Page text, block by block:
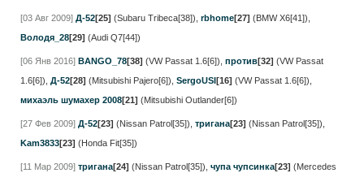
[03 Авг 2009] Д-52[25] (Subaru Tribeca[38]) rbhome[27] (BMW X6[41])
Володя_28[29] (Audi Q7[44])
[06 Янв 2016] BANGO_78[38] (VW Passat 1.6[6]) против[32] (VW Passat
1.6[6]) Д-52[28] (Mitsubishi Pajero[6]) SergoUSI[16] (VW Passat 1.6[6])
михаэль шумахер 2008[21] (Mitsubishi Outlander[6])
[27 Фев 2009] Д-52[23] (Nissan Patrol[35]) тригана[23] (Nissan Patrol[35])
Kam3833[23] (Honda Fit[35])
[11 Мар 2009] тригана[24] (Nissan Patrol[35]) чупа чупсинка[23] (Mercedes